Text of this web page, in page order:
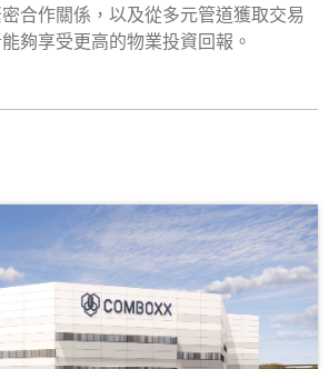
合作關係，以及從多元管道獲取交易
夠享受更高的物業投資回報。